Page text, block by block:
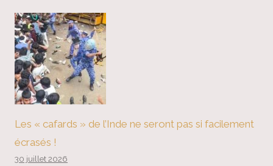
Les « cafards » de l’Inde ne seront pas si facilement
écrasés !
30 juillet 2026